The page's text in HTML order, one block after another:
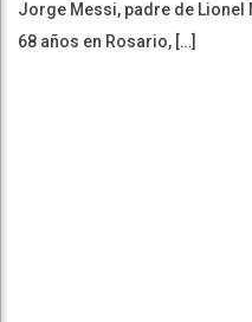
Jorge Messi, padre de Lionel
68 años en Rosario, […]